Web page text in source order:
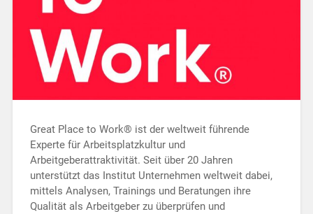
Great Place to Work® ist der weltweit führende
Experte für Arbeitsplatzkultur und
Arbeitgeberattraktivität. Seit über 20 Jahren
unterstützt das Institut Unternehmen weltweit dabei,
mittels Analysen, Trainings und Beratungen ihre
Qualität als Arbeitgeber zu überprüfen und